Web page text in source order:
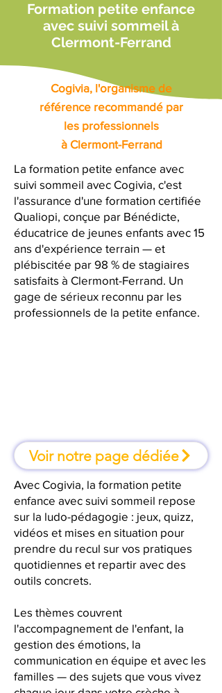
Formation petite enfance
avec suivi sommeil à
Clermont-Ferrand
Cogivia, l'organisme de
référence recommandé par
les professionnels
à Clermont-Ferrand
La formation petite enfance avec
suivi sommeil avec Cogivia, c'est
l'assurance d'une formation certifiée
Qualiopi, conçue par Bénédicte,
éducatrice de jeunes enfants avec 15
ans d'expérience terrain — et
plébiscitée par 98 % de stagiaires
satisfaits à Clermont-Ferrand. Un
gage de sérieux reconnu par les
professionnels de la petite enfance.
Voir notre page dédiée
Avec Cogivia, la formation petite
enfance avec suivi sommeil repose
sur la ludo-pédagogie : jeux, quizz,
vidéos et mises en situation pour
prendre du recul sur vos pratiques
quotidiennes et repartir avec des
outils concrets.
Les thèmes couvrent
l'accompagnement de l'enfant, la
gestion des émotions, la
communication en équipe et avec les
familles — des sujets que vous vivez